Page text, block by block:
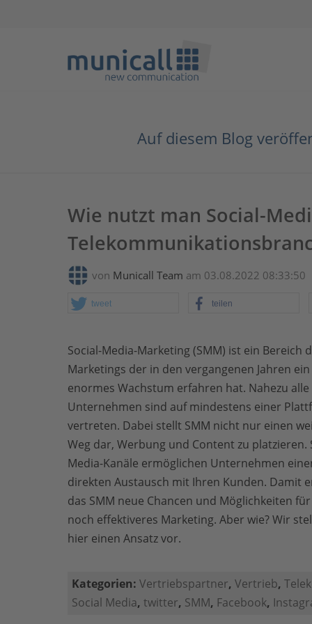
Auf diesem Blog
Wie nutzt man Social-
von Municall Team am 03.08.2022 08:33:50
tweet teilen
Social-Media-Marketing (SMM) ist ein Bereich
Marketings der in den vergangenen Jahren ein
enormes Wachstum erfahren hat. Nahezu alle
Unternehmen sind auf mindestens einer
vertreten. Dabei stellt SMM nicht nur einen
Weg dar, Werbung und Content zu platzieren.
Media-Kanäle ermöglichen Unternehmen
direkten Austausch mit Ihren Kunden. Damit
das SMM neue Chancen und Möglichkeiten
noch effektiveres Marketing. Aber wie? Wir
hier einen Ansatz vor.
Kategorien: Vertriebspartner, Vertrieb,
Social Media, twitter, SMM, Facebook,